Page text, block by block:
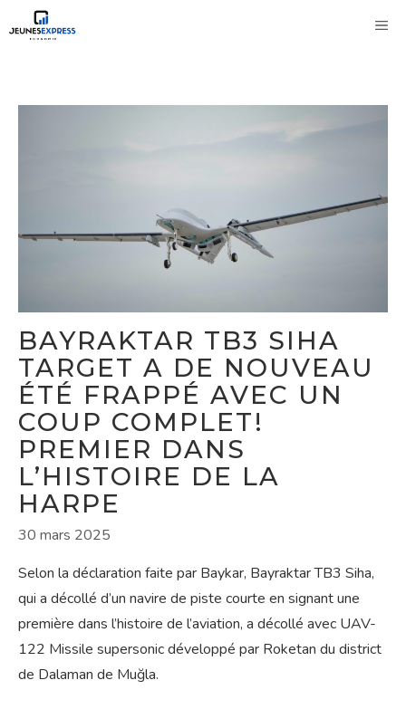
au
BAYRAKTAR TB3 SIHA
TARGET A DE NOUVEAU
ÉTÉ FRAPPÉ AVEC UN
COUP COMPLET!
PREMIER DANS
L’HISTOIRE DE LA
HARPE
30 mars 2025
Selon la déclaration faite par Baykar, Bayraktar TB3 Siha,
qui a décollé d’un navire de piste courte en signant une
première dans l’histoire de l’aviation, a décollé avec UAV-
122 Missile supersonic développé par Roketan du district
de Dalaman de Muğla.